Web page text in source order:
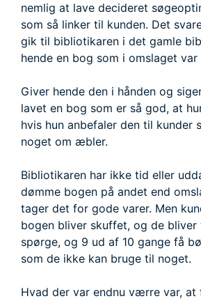
nemlig at lave decideret
som så linker til kunden. Det
gik til bibliotikaren i det gamle
hende en bog som i omslaget
Giver hende den i hånden og
lavet en bog som er så god, at
hvis hun anbefaler den til kunder
noget om æbler.
Bibliotikaren har ikke tid eller
dømme bogen på andet end
tager det for gode varer. Men
bogen bliver skuffet, og de
spørge, og 9 ud af 10 gange få
som de ikke kan bruge til noget.
Hvad der var endnu værre var, at